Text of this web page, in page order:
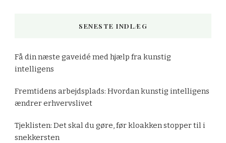
SENESTE INDLÆG
Få din næste gaveidé med hjælp fra kunstig
intelligens
Fremtidens arbejdsplads: Hvordan kunstig intelligens
ændrer erhvervslivet
Tjeklisten: Det skal du gøre, før kloakken stopper til i
snekkersten